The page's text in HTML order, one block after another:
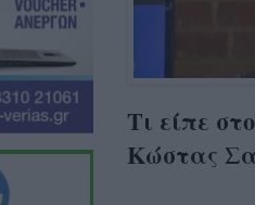
Τι είπε
Κώστας